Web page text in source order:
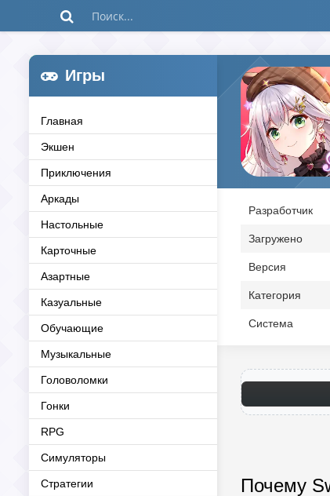
Игры
Главная
Экшен
Приключения
Аркады
Настольные
Карточные
Азартные
Казуальные
Обучающие
Музыкальные
Головоломки
Гонки
RPG
Симуляторы
Стратегии
Разработчик
Загружено
Версия
Категория
Система
Почему